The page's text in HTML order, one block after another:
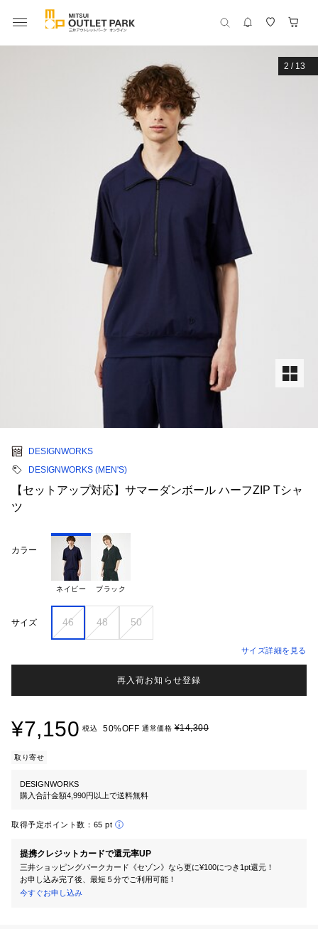
2 / 13
DESIGNWORKS
DESIGNWORKS (MEN'S)
【セットアップ対応】サマーダンボール ハーフZIP Tシャ
ツ
カラー
ネイビー ブラック
サイズ 46 48 50
サイズ詳細を見る
再入荷お知らせ登録
¥7,150 税込 50%OFF 通常価格¥14,300
取り寄せ
DESIGNWORKS
購入合計金額4,990円以上で送料無料
取得予定ポイント数： 65 pt
提携クレジットカードで還元率UP
三井ショッピングパークカード《セゾン》なら更に¥100につき1pt還元！
お申し込み完了後、最短５分でご利用可能！
今すぐお申し込み